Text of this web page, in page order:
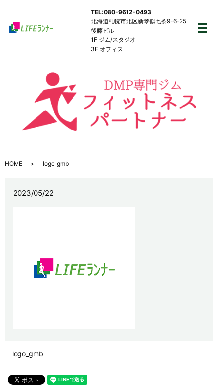
メ
TEL:080-9612-0493
北海道札幌市北区新琴似七条9-6-25
後藤ビル
1F ジム/スタジオ
3F オフィス
HOME logo_gmb
2023/05/22
logo_gmb